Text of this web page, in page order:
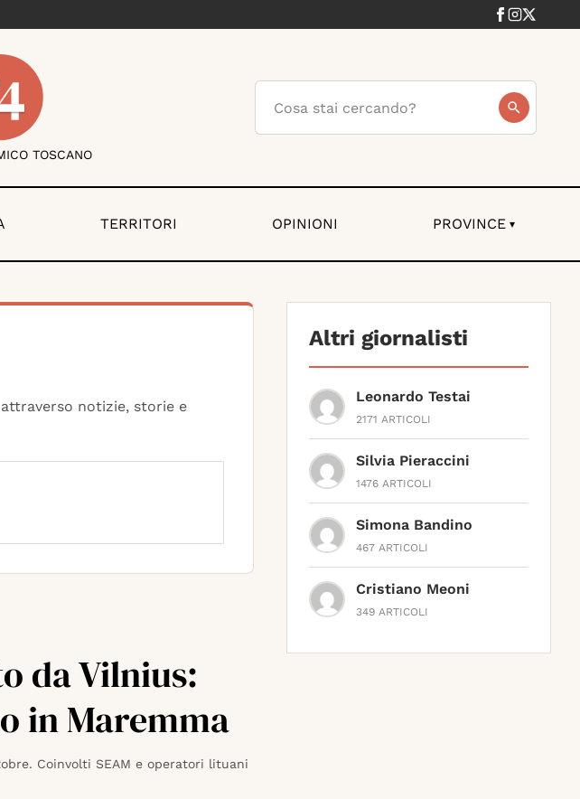
TOSCANO
TERRITORI OPINIONI PROVINCE ▾
attraverso notizie, storie e
da Vilnius:
in Maremma
Coinvolti SEAM e operatori lituani
Altri giornalisti
Leonardo Testai
2171 ARTICOLI
Silvia Pieraccini
1476 ARTICOLI
Simona Bandino
467 ARTICOLI
Cristiano Meoni
349 ARTICOLI